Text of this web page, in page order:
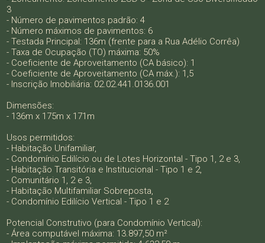
3
- Número de pavimentos padrão: 4
- Número máximos de pavimentos: 6
- Testada Principal: 136m (frente para a Rua Adélio Corrêa)
- Taxa de Ocupação (TO) máxima: 50%
- Coeficiente de Aproveitamento (CA básico): 1
- Coeficiente de Aproveitamento (CA máx.): 1,5
- Inscrição Imobiliária: 02.02.441.0136.001
Dimensões:
- 136m x 175m x 171m
Usos permitidos:
- Habitação Unifamiliar,
- Condomínio Edilício ou de Lotes Horizontal - Tipo 1, 2 e 3,
- Habitação Transitória e Institucional - Tipo 1 e 2,
- Comunitário 1, 2 e 3,
- Habitação Multifamiliar Sobreposta,
- Condomínio Edilício Vertical - Tipo 1 e 2
Potencial Construtivo (para Condomínio Vertical):
- Área computável máxima: 13.897,50 m²